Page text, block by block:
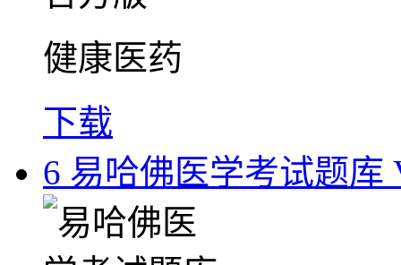
健康医药
下载
6 易哈佛医学考试题库